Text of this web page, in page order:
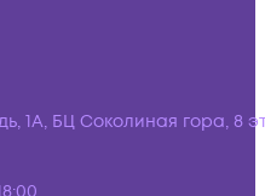
1А, БЦ Соколиная гора, 8